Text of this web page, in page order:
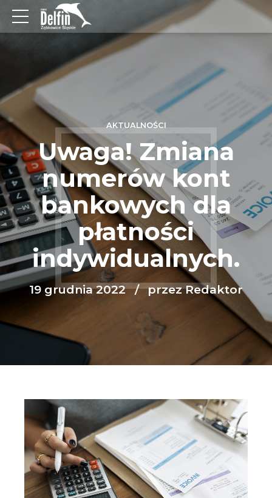
AKTUALNOŚCI
Uwaga! Zmiana
numerów kont
bankowych dla
płatności
indywidualnych.
19 grudnia 2022 przez Redaktor